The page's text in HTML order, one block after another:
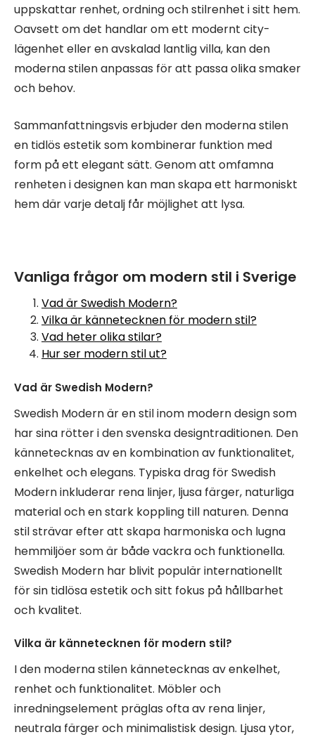
uppskattar renhet, ordning och stilrenhet i sitt hem.
Oavsett om det handlar om ett modernt city-
lägenhet eller en avskalad lantlig villa, kan den
moderna stilen anpassas för att passa olika smaker
och behov.
Sammanfattningsvis erbjuder den moderna stilen
en tidlös estetik som kombinerar funktion med
form på ett elegant sätt. Genom att omfamna
renheten i designen kan man skapa ett harmoniskt
hem där varje detalj får möjlighet att lysa.
Vanliga frågor om modern stil i Sverige
Vad är Swedish Modern?
Vilka är kännetecknen för modern stil?
Vad heter olika stilar?
Hur ser modern stil ut?
Vad är Swedish Modern?
Swedish Modern är en stil inom modern design som
har sina rötter i den svenska designtraditionen. Den
kännetecknas av en kombination av funktionalitet,
enkelhet och elegans. Typiska drag för Swedish
Modern inkluderar rena linjer, ljusa färger, naturliga
material och en stark koppling till naturen. Denna
stil strävar efter att skapa harmoniska och lugna
hemmiljöer som är både vackra och funktionella.
Swedish Modern har blivit populär internationellt
för sin tidlösa estetik och sitt fokus på hållbarhet
och kvalitet.
Vilka är kännetecknen för modern stil?
I den moderna stilen kännetecknas av enkelhet,
renhet och funktionalitet. Möbler och
inredningselement präglas ofta av rena linjer,
neutrala färger och minimalistisk design. Ljusa ytor,